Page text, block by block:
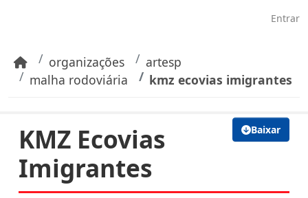
Entrar
organizações
artesp
malha rodoviária
kmz ecovias imigrantes
Baixar
KMZ Ecovias
Imigrantes